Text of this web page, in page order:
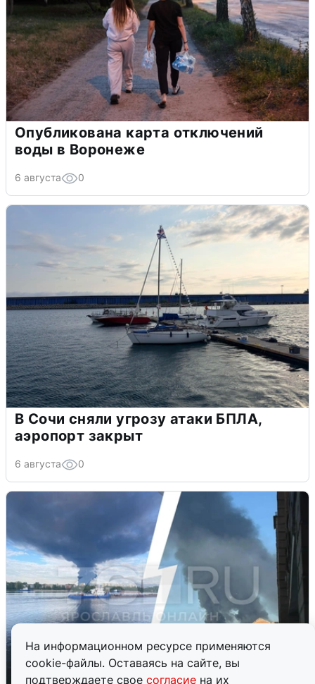
На информационном ресурсе применяются
cookie-файлы. Оставаясь на сайте, вы
подтверждаете свое согласие на их
Опубликована карта отключений
воды в Воронеже
6 августа 0
В Сочи сняли угрозу атаки БПЛА,
аэропорт закрыт
6 августа 0